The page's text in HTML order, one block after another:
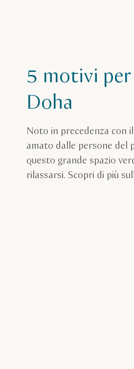
5 motivi
Doha
Noto in precedenza con
amato dalle persone del
questo grande spazio
rilassarsi. Scopri di più